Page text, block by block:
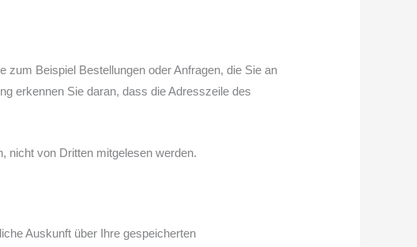
Beispiel Bestellungen oder Anfragen, die Sie an
erkennen Sie daran, dass die Adresszeile des
nicht von Dritten mitgelesen werden.
Auskunft über Ihre gespeicherten